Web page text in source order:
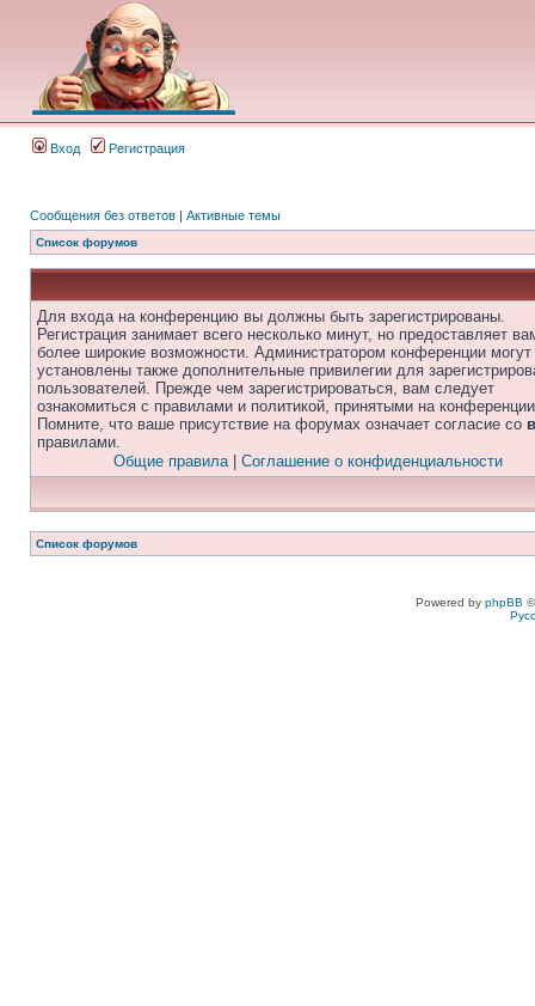
Вход Регистрация
Сообщения без ответов | Активные темы
Список форумов
Для входа на конференцию вы должны быть зарегистрированы.
Регистрация занимает всего несколько минут, но предоставляет
более широкие возможности. Администратором конференции
установлены также дополнительные привилегии для
пользователей. Прежде чем зарегистрироваться, вам следует
ознакомиться с правилами и политикой, принятыми на
Помните, что ваше присутствие на форумах означает согласие со
правилами.
Общие правила| Соглашение о конфиденциальности
Список форумов
Powered by phpBB